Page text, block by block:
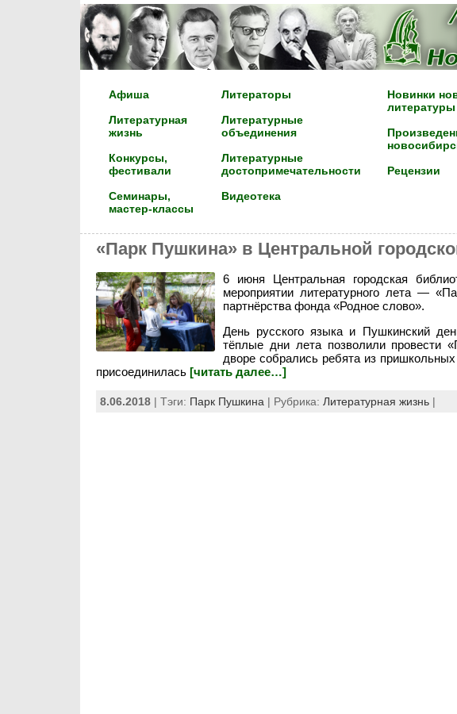
Афиша
Литературная
жизнь
Конкурсы,
фестивали
Семинары,
мастер-классы
Литераторы
Литературные
объединения
Литературные
достопримечательности
Видеотека
Новинки
литературы
Рецензии
«Парк Пушкина» в Центральной
6 июня Центральная городская
мероприятии литературного лета —
партнёрства фонда «Родное слово».
День русского языка и Пушкинский
тёплые дни лета позволили провести
дворе собрались ребята из
присоединилась [читать далее…]
8.06.2018| Тэги: Парк Пушкина | Рубрика: Литературная жизнь|